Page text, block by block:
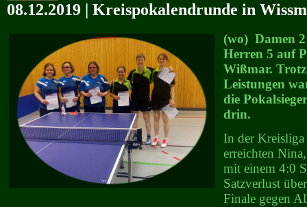
08.12.2019 | Kreispokalendrunde in
(wo) Damen
Herren 5 auf
Wißmar.
Leistungen
die
drin.
In der Kreisliga
erreichten
mit einem 4:0
Satzverlust
Finale gegen